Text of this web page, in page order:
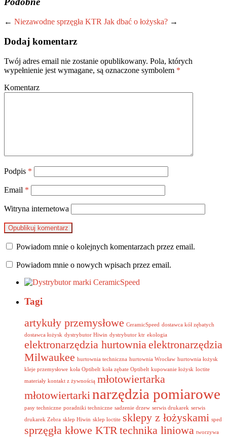
← Niezawodne sprzęgła KTR Jak dbać o łożyska? →
Dodaj komentarz
Twój adres email nie zostanie opublikowany. Pola, których
wypełnienie jest wymagane, są oznaczone symbolem *
Komentarz
Podpis *
Email *
Witryna internetowa
Powiadom mnie o kolejnych komentarzach przez email.
Powiadom mnie o nowych wpisach przez email.
Tagi
artykuły przemysłowe CeramicSpeed dostawca kół zębatych
dostawca łożysk dystrybutor Hiwin dystrybutor ktr ekologia
elektronarzędzia hurtowniaelektronarzędzia
Milwaukee hurtownia techniczna hurtownia Wrocław hurtownia łożysk
kleje przemysłowe koła Optibelt koła zębate Optibelt kupowanie łożysk loctite
materiały kontakt z żywnością młotowiertarka
młotowiertarkinarzędzia pomiarowe
pasy techniczne poradniki techniczne sadzenie drzew serwis drukarek serwis
drukarek Zebra sklep Hiwin sklep loctite sklepy z łożyskami sped
sprzęgła kłowe KTRtechnika liniowa tworzywa